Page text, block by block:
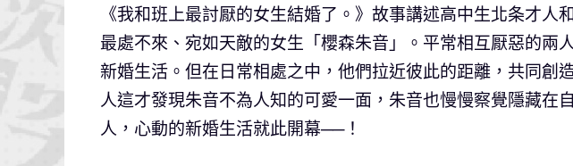
《我和班上最討厭的女生結婚了。》故事講述高中生北条才人
最處不來、宛如天敵的女生「櫻森朱音」。平常相互厭惡的兩
新婚生活。但在日常相處之中，他們拉近彼此的距離，共同創
人這才發現朱音不為人知的可愛一面，朱音也慢慢察覺隱藏在
人，心動的新婚生活就此開幕──！